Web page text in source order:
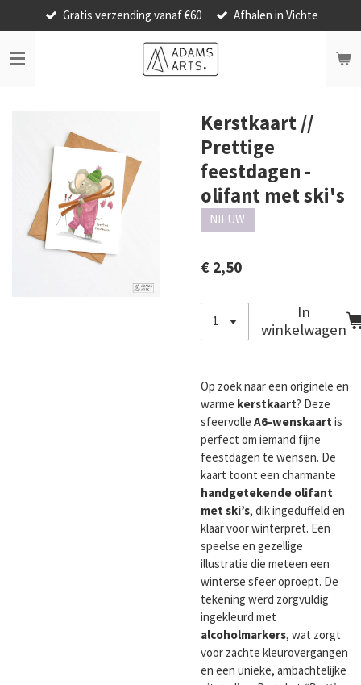
direct
naar
de
Gratis verzending vanaf €60 Afhalen in Vichte
Kerstkaart //
Prettige
feestdagen -
olifant met ski's
NIEUW
€ 2,50
In
winkelwagen
Op zoek naar een originele en
warme kerstkaart? Deze
sfeervolle A6-wenskaart is
perfect om iemand fijne
feestdagen te wensen. De
kaart toont een charmante
handgetekende olifant
met ski’s, dik ingeduffeld en
klaar voor winterpret. Een
speelse en gezellige
illustratie die meteen een
winterse sfeer oproept. De
tekening werd zorgvuldig
ingekleurd met
alcoholmarkers, wat zorgt
voor zachte kleurovergangen
en een unieke, ambachtelijke